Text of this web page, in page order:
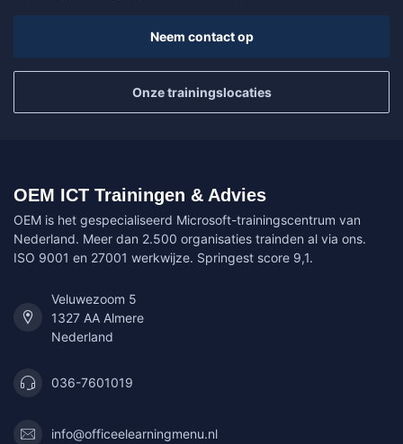
Neem contact op
Onze trainingslocaties
OEM ICT Trainingen & Advies
OEM is het gespecialiseerd Microsoft-trainingscentrum van
Nederland. Meer dan 2.500 organisaties trainden al via ons.
ISO 9001 en 27001 werkwijze. Springest score 9,1.
Veluwezoom 5
1327 AA Almere
Nederland
036-7601019
info@officeelearningmenu.nl